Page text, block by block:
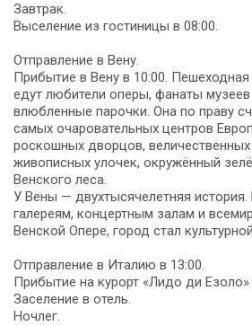
Завтрак.
Выселение из гостиницы в 08:00.
Отправление в Вену.
Прибытие в Вену в 10:00. Пешеходная
едут любители оперы, фанаты музеев
влюбленные парочки. Она по праву
самых очаровательных центров
роскошных дворцов,
живописных улочек, окружённый
Венского леса.
У Вены — двухтысячелетняя история.
галереям, концертным залам и
Венской Опере, город стал
Отправление в Италию в 13:00.
Прибытие на курорт «Лидо ди
Заселение в отель.
Ночлег.